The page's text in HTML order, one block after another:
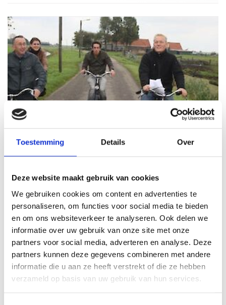
Toestemming Details Over
Deze website maakt gebruik van cookies
We gebruiken cookies om content en advertenties te
personaliseren, om functies voor social media te bieden
en om ons websiteverkeer te analyseren. Ook delen we
informatie over uw gebruik van onze site met onze
partners voor social media, adverteren en analyse. Deze
partners kunnen deze gegevens combineren met andere
informatie die u aan ze heeft verstrekt of die ze hebben
verzameld op basis van uw gebruik van hun services.
Fietspuzzeltocht Volendam
Ontdek Volendam en zijn omgeving met onze prachtige
Vanaf10 pers
8,5 zeer goed 15,00p.p.
Lees verder